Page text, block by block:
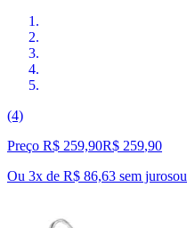
(4)
Preço R$ 259,90R$ 259,90
Ou 3x de R$ 86,63 sem jurosou